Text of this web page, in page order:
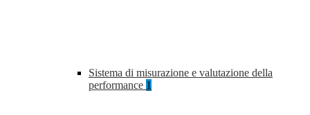
Sistema di misurazione e valutazione della
performance 1